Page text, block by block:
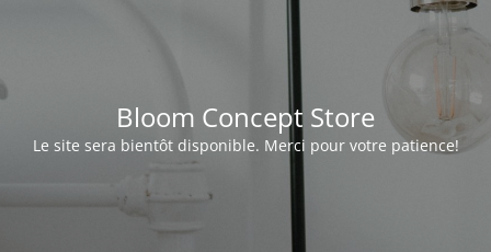
Bloom Concept Store
Le site sera bientôt disponible. Merci pour votre patience!